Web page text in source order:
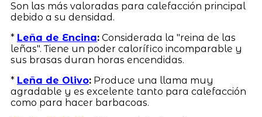
Son las más valoradas para calefacción principal
debido a su densidad.
* Leña de Encina:Considerada la "reina de las
leñas". Tiene un poder calorífico incomparable y
sus brasas duran horas encendidas.
* Leña de Olivo:Produce una llama muy
agradable y es excelente tanto para calefacción
como para hacer barbacoas.